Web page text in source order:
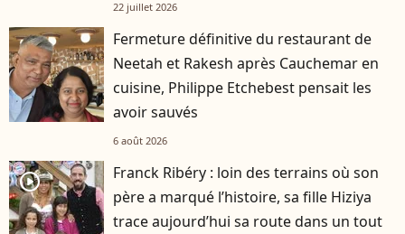
22 juillet 2026
Fermeture définitive du restaurant de
Neetah et Rakesh après Cauchemar en
cuisine, Philippe Etchebest pensait les
avoir sauvés
6 août 2026
player2
Franck Ribéry : loin des terrains où son
père a marqué l’histoire, sa fille Hiziya
trace aujourd’hui sa route dans un tout